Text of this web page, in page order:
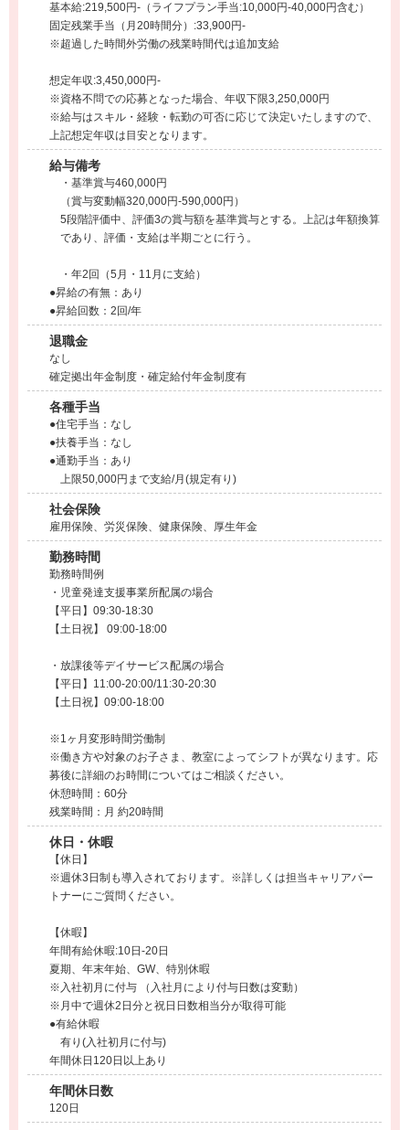
基本給:219,500円-（ライフプラン手当:10,000円-40,000円含む）
固定残業手当（月20時間分）:33,900円-
※超過した時間外労働の残業時間代は追加支給
想定年収:3,450,000円-
※資格不問での応募となった場合、年収下限3,250,000円
※給与はスキル・経験・転勤の可否に応じて決定いたしますので、
上記想定年収は目安となります。
給与備考
・基準賞与460,000円
（賞与変動幅320,000円-590,000円）
5段階評価中、評価3の賞与額を基準賞与とする。上記は年額換算
であり、評価・支給は半期ごとに行う。
・年2回（5月・11月に支給）
●昇給の有無：あり
●昇給回数：2回/年
退職金
なし
確定拠出年金制度・確定給付年金制度有
各種手当
●住宅手当：なし
●扶養手当：なし
●通勤手当：あり
上限50,000円まで支給/月(規定有り)
社会保険
雇用保険、労災保険、健康保険、厚生年金
勤務時間
勤務時間例
・児童発達支援事業所配属の場合
【平日】09:30-18:30
【土日祝】 09:00-18:00
・放課後等デイサービス配属の場合
【平日】11:00-20:00/11:30-20:30
【土日祝】09:00-18:00
※1ヶ月変形時間労働制
※働き方や対象のお子さま、教室によってシフトが異なります。応
募後に詳細のお時間についてはご相談ください。
休憩時間：60分
残業時間：月 約20時間
休日・休暇
【休日】
※週休3日制も導入されております。※詳しくは担当キャリアパー
トナーにご質問ください。
【休暇】
年間有給休暇:10日-20日
夏期、年末年始、GW、特別休暇
※入社初月に付与 （入社月により付与日数は変動）
※月中で週休2日分と祝日日数相当分が取得可能
●有給休暇
有り(入社初月に付与)
年間休日120日以上あり
年間休日数
120日